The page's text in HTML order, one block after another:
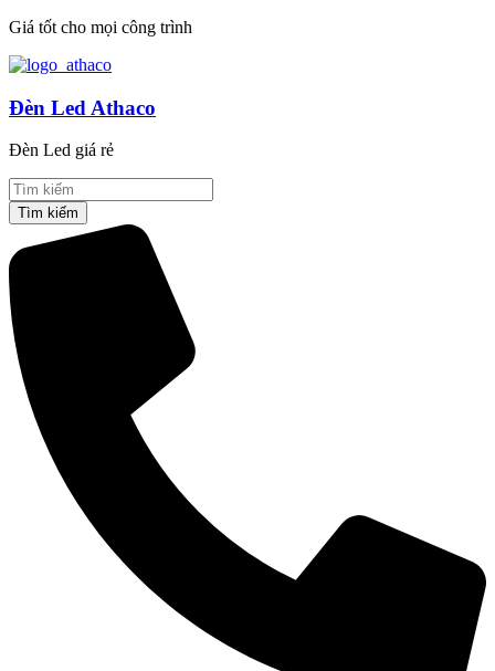
Giá tốt cho mọi công trình
Đèn Led Athaco
Đèn Led giá rẻ